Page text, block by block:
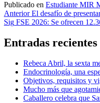
Publicado en Estudiante MIR
Navegación
de
entradas
Anterior El desafío de
Sig FSE 2026: Se ofrecen
Entradas recientes
Rebeca Abril, la sexta
Endocrinología, una
Objetivos, requisitos y
Mucho más que
Caballero celebra que